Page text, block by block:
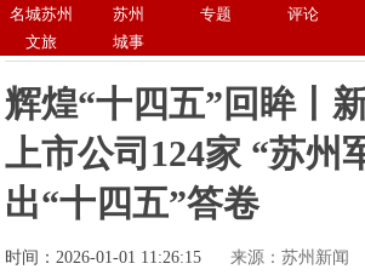
名城苏州 苏州 专题 评论
文旅
城事
辉煌“十四五”回眸丨
上市公司124家 “苏州
出“十四五”答卷
时间：2026-01-01 11:26:15 来源：苏州新闻